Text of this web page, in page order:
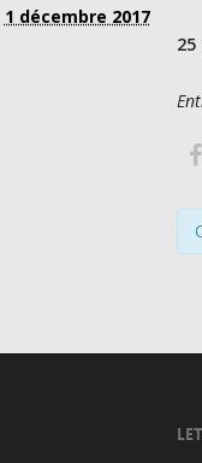
1 décembre 2017
25